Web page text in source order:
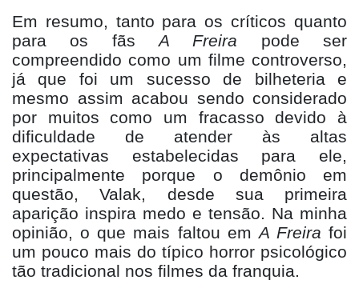
Em resumo, tanto para os críticos quanto
para os fãsA Freira pode ser
compreendido como um filme controverso,
já que foi um sucesso de bilheteria e
mesmo assim acabou sendo considerado
por muitos como um fracasso devido à
dificuldade de atender às altas
expectativas estabelecidas para ele,
principalmente porque o demônio em
questão, Valak, desde sua primeira
aparição inspira medo e tensão. Na minha
opinião, o que mais faltou emA Freira foi
um pouco mais do típico horror psicológico
tão tradicional nos filmes da franquia.